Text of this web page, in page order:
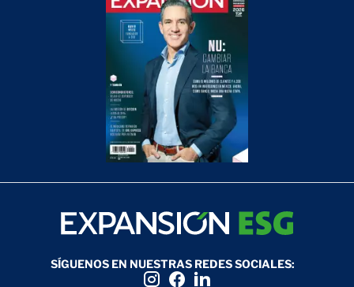
SÍGUENOS EN NUESTRAS REDES SOCIALES: